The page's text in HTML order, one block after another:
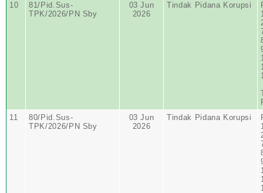
10
81/Pid.Sus-
TPK/2026/PN Sby
03 Jun
2026
Tindak Pidana Korupsi
11
80/Pid.Sus-
TPK/2026/PN Sby
03 Jun
2026
Tindak Pidana Korupsi